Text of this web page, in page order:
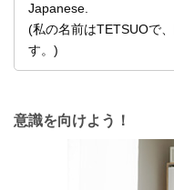
Japanese.
(私の名前はTETSUOで
す。)
意識を向けよう！